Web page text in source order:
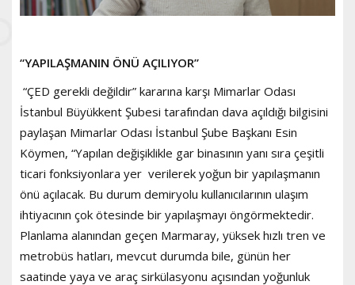
“YAPILAŞMANIN ÖNÜ AÇILIYOR”
“ÇED gerekli değildir” kararına karşı Mimarlar Odası
İstanbul Büyükkent Şubesi tarafından dava açıldığı bilgisini
paylaşan Mimarlar Odası İstanbul Şube Başkanı Esin
Köymen, “Yapılan değişiklikle gar binasının yanı sıra çeşitli
ticari fonksiyonlara yer verilerek yoğun bir yapılaşmanın
önü açılacak. Bu durum demiryolu kullanıcılarının ulaşım
ihtiyacının çok ötesinde bir yapılaşmayı öngörmektedir.
Planlama alanından geçen Marmaray, yüksek hızlı tren ve
metrobüs hatları, mevcut durumda bile, günün her
saatinde yaya ve araç sirkülasyonu açısından yoğunluk